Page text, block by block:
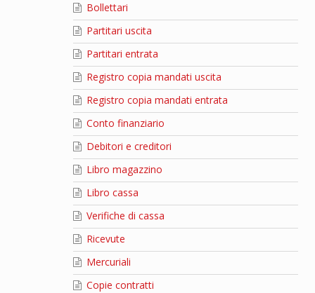
Bollettari
Partitari uscita
Partitari entrata
Registro copia mandati uscita
Registro copia mandati entrata
Conto finanziario
Debitori e creditori
Libro magazzino
Libro cassa
Verifiche di cassa
Ricevute
Mercuriali
Copie contratti